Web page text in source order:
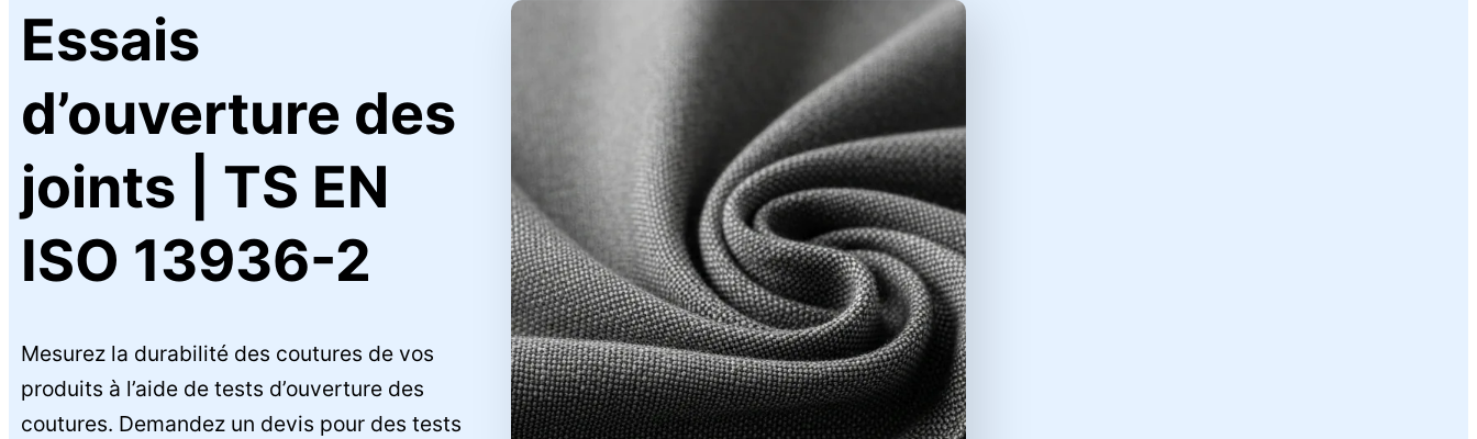
Essais
d’ouverture des
joints | TS EN
ISO 13936-2
Mesurez la durabilité des coutures de vos
produits à l’aide de tests d’ouverture des
coutures. Demandez un devis pour des tests